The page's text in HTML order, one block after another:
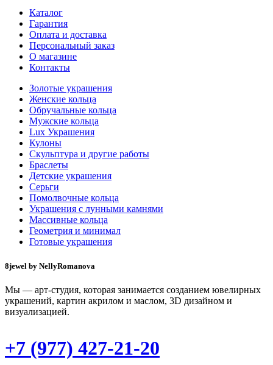
Каталог
Гарантия
Оплата и доставка
Персональный заказ
О магазине
Контакты
Золотые украшения
Женские кольца
Обручальные кольца
Мужские кольца
Lux Украшения
Кулоны
Скульптура и другие работы
Браслеты
Детские украшения
Серьги
Помолвочные кольца
Украшения с лунными камнями
Массивные кольца
Геометрия и минимал
Готовые украшения
8jewel by NellyRomanova
Мы — арт-студия, которая занимается созданием ювелирных
украшений, картин акрилом и маслом, 3D дизайном и
визуализацией.
+7 (977) 427-21-20